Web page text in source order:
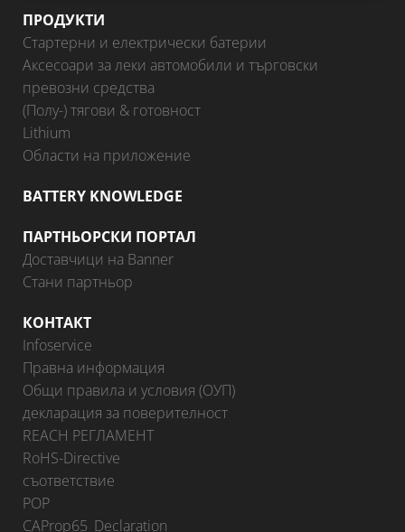
ПРОДУКТИ
Стартерни и електрически батерии
Аксесоари за леки автомобили и търговски
превозни средства
(Полу-) тягови & готовност
Lithium
Области на приложение
BATTERY KNOWLEDGE
ПАРТНЬОРСКИ ПОРТАЛ
Доставчици на Banner
Стани партньор
КОНТАКТ
Infoservice
Правна информация
Общи правила и условия (ОУП)
декларация за поверителност
REACH РЕГЛАМЕНТ
RoHS-Directive
съответствие
POP
CAProp65_Declaration